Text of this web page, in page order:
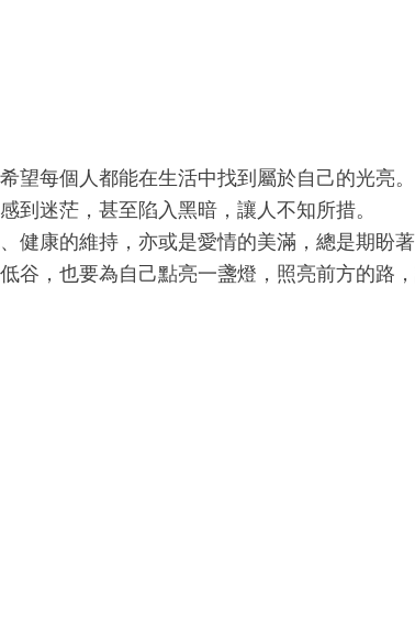
望每個人都能在生活中找到屬於自己的光亮。
到迷茫，甚至陷入黑暗，讓人不知所措。
康的維持，亦或是愛情的美滿，總是期盼著
，也要為自己點亮一盞燈，照亮前方的路，